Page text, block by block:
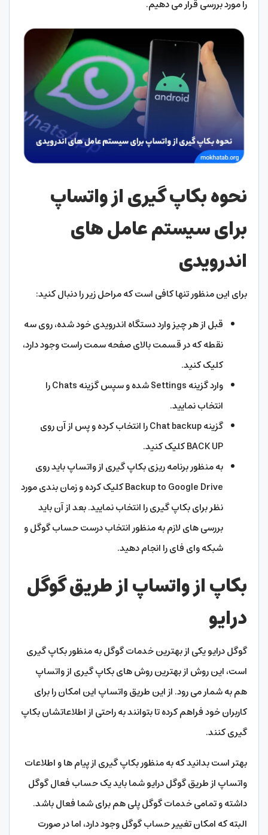
را مورد بررسی قرار می دهیم.
نحوه بکاپ گیری از واتساپ
برای سیستم عامل های
اندرویدی
برای این منظور تنها کافی است که مراحل زیر را دنبال کنید:
قبل از هر چیز وارد دستگاه اندرویدی خود شده، روی سه
نقطه که در قسمت بالای صفحه سمت راست وجود دارد،
کلیک کنید.
وارد گزینه Settings شده و سپس گزینه Chats را
انتخاب نمایید.
گزینه Chat backup را انتخاب کرده و پس از آن روی
BACK UP کلیک کنید.
به منظور برنامه ریزی بکاپ گیری از واتساپ باید روی
Backup to Google Drive کلیک کرده و زمان بندی مورد
نظر برای بکاپ گیری را انتخاب نمایید. بعد از آن باید
بررسی های لازم به منظور انتخاب درست حساب گوگل و
شبکه وای فای را انجام دهید.
بکاپ از واتساپ از طریق گوگل
درایو
گوگل درایو یکی از بهترین خدمات گوگل به منظور بکاپ گیری
است، این روش از بهترین روش های بکاپ گیری از واتساپ
هم به شمار می رود. از این طریق واتساپ این امکان را برای
کاربران خود فراهم کرده تا بتوانند به راحتی از اطلاعاتشان بکاپ
گیری کنند.
بهتر است بدانید که به منظور بکاپ گیری از پیام ها و اطلاعات
واتساپ از طریق گوگل درایو شما باید یک حساب فعال گوگل
داشته و تمامی خدمات گوگل پلی هم برای شما فعال باشد.
البته که امکان تغییر حساب گوگل وجود دارد، اما در صورت